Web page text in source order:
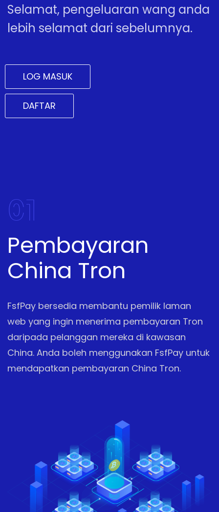
Selamat, pengeluaran wang anda
lebih selamat dari sebelumnya.
LOG MASUK
DAFTAR
01
Pembayaran
China Tron
FsfPay bersedia membantu pemilik laman
web yang ingin menerima pembayaran Tron
daripada pelanggan mereka di kawasan
China. Anda boleh menggunakan FsfPay untuk
mendapatkan pembayaran China Tron.